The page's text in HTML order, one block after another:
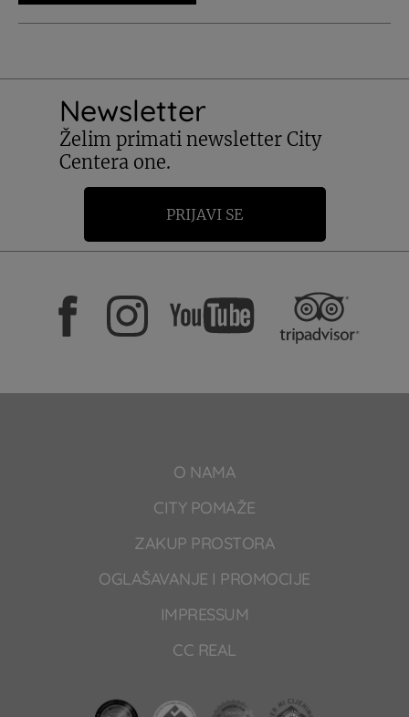
Newsletter
Želim primati newsletter City
Centera one.
PRIJAVI SE
O NAMA
CITY POMAŽE
ZAKUP PROSTORA
OGLAŠAVANJE I PROMOCIJE
IMPRESSUM
CC REAL